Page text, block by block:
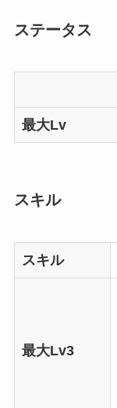
ステータス
最大Lv
スキル
スキル
最大Lv3